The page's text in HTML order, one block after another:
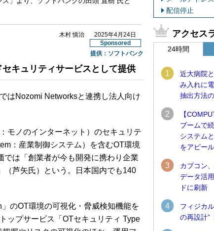
木村 慎治
2025年4月24日
Sponsored
提供： ソフトバンク
キュリティサービスとして提供
はNozomi Networksと連携し法人向け
モノのインターネット）のセキュリテ
：産業制御システム）を含むOT環境
は「創業者が今も開発に携わり企業
（芦矢氏）という。日本国内でも140
のOT環境の可視化・脅威検知機能を
ップサービス「OTセキュリティ Type
配信停止
アクセス
24時間
1
近大病院
み入れに
抽出方法
2
【
ブームで
システム
をアピール
3
カプコン
データ活
ドに刷新
4
フィジカ
の再設計”